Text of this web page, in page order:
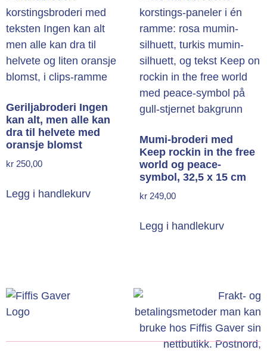
Geriljabroderi Ingen
kan alt, men alle kan
dra til helvete med
oransje blomst
kr 250,00
Legg i handlekurv
Mumi-broderi med
Keep rockin in the free
world og peace-
symbol, 32,5 x 15 cm
kr 249,00
Legg i handlekurv